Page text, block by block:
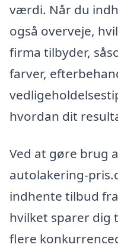
værdi. Når du
også overveje,
firma tilbyder,
farver,
hvordan dit
Ved at gøre brug
autolakering-
indhente tilbud
hvilket sparer dig
flere